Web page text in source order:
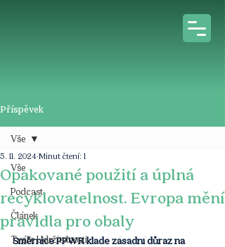
Příspěvek
Vše
Podcast
Článek
Tváře Udržitelnosti
Vše
Opakované použití a úplná
recyklovatelnost. Evropa mění
pravidla pro obaly
5. 11. 2024 Minut čtení: 1
Směrnice PPWR klade zásadní důraz na